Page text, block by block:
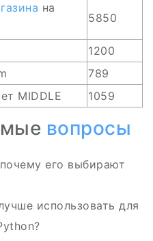
на
5850
1200
789
MIDDLE 1059
вопросы
его выбирают
использовать для